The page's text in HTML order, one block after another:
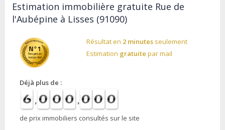
Estimation immobilière gratuite Rue de
l'Aubépine à Lisses (91090)
Résultat en 2 minutes seulement
Estimation gratuite par mail
Déjà plus de :
de prix immobiliers consultés sur le site